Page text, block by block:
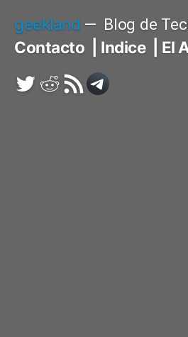
geekland Blog de
Contacto Indice El
TwitterReddit
RSSTelegram